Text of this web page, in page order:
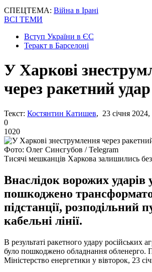
СПЕЦТЕМА: Війна в Ірані
ВСІ ТЕМИ
Вступ України в ЄС
Теракт в Барселоні
У Харкові
через ракетний удар
Текст: Костянтин Катишев, 23 січня 2024,
0
1020
Фото: Олег Синєгубов / Telegram
Тисячі мешканців Харкова залишились без
Внаслідок ворожих ударів
пошкоджено
підстанції, розподільний
кабельні лінії.
В результаті ракетного удару російських
було пошкоджено обладнання обленерго.
Міністерство енергетики у вівторок, 23